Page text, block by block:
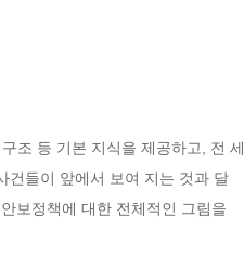
조 등 기본 지식을 제공하고, 전 세
건들이 앞에서 보여 지는 것과 달
보정책에 대한 전체적인 그림을